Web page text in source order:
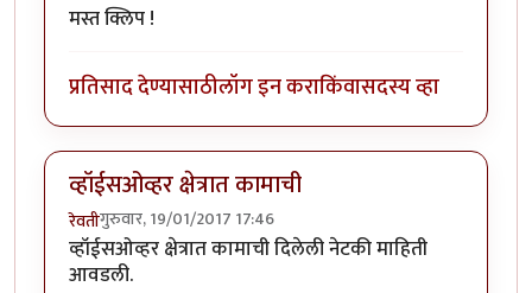
मस्त क्लिप !
प्रतिसाद देण्यासाठीलॉग इन कराकिंवासदस्य व्हा
व्हॉईसओव्हर क्षेत्रात कामाची
रेवतीगुरुवार, 19/01/2017 17:46
व्हॉईसओव्हर क्षेत्रात कामाची दिलेली नेटकी माहिती
आवडली.